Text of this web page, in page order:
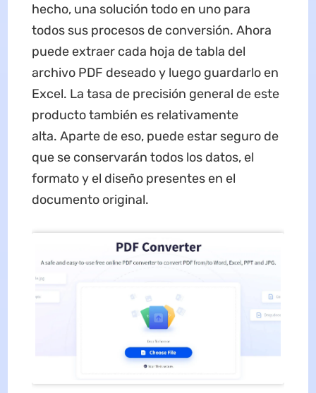
hecho, una solución todo en uno para
todos sus procesos de conversión. Ahora
puede extraer cada hoja de tabla del
archivo PDF deseado y luego guardarlo en
Excel. La tasa de precisión general de este
producto también es relativamente
alta. Aparte de eso, puede estar seguro de
que se conservarán todos los datos, el
formato y el diseño presentes en el
documento original.